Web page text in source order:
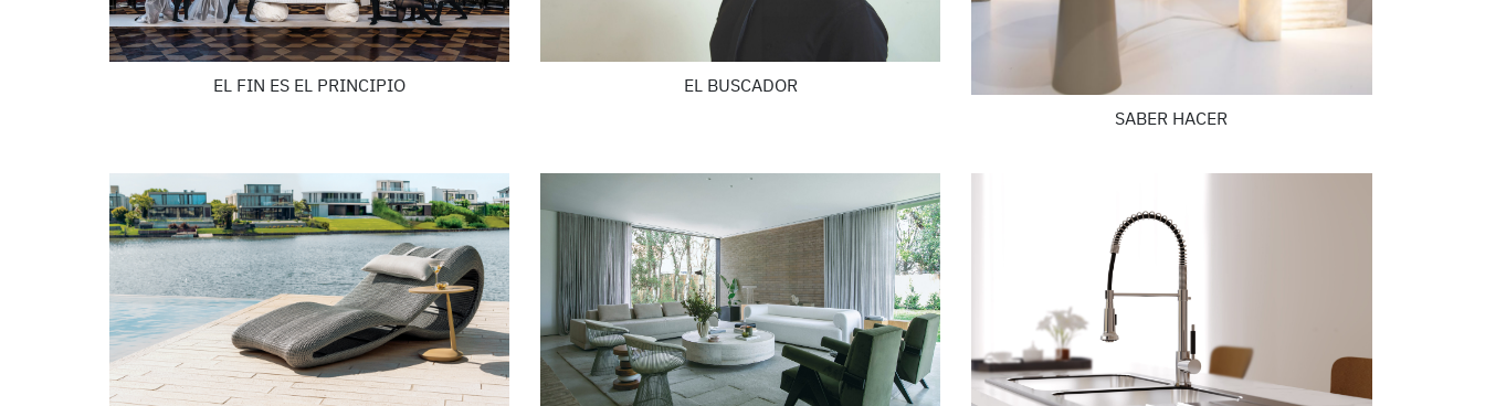
EL FIN ES EL PRINCIPIO
EL BUSCADOR
SABER HACER